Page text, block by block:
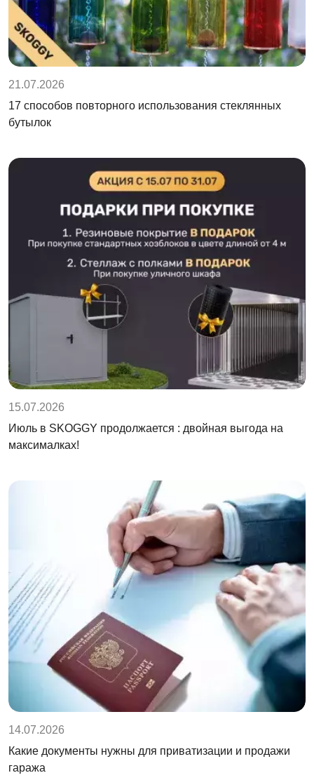
21.07.2026
17 способов повторного использования стеклянных
бутылок
15.07.2026
Июль в SKOGGY продолжается : двойная выгода на
максималках!
14.07.2026
Какие документы нужны для приватизации и продажи
гаража